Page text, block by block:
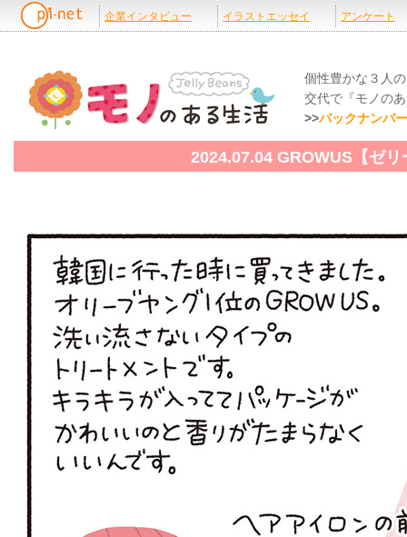
個性豊かな３人
交代で『モノの
>>バックナンバ
2024.07.04 GROWUS【ゼリ